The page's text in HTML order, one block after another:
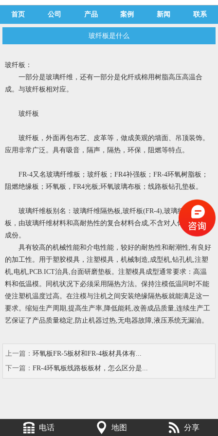
首页 公司 产品 案例 新闻 联系
玻纤板是什么
玻纤板：
一部分是玻璃纤维，还有一部分是化纤或棉用树脂高压高温合
成。与玻纤板相对应。
玻纤板
玻纤板，外面再包布艺、皮革等，做成美观的墙面、吊顶装饰。
应用非常广泛。具有吸音，隔声，隔热，环保，阻燃等特点。
FR-4又名玻璃纤维板；玻纤板；FR4补强板；FR-4环氧树脂板；
阻燃绝缘板；环氧板，FR4光板;环氧玻璃布板；线路板钻孔垫板。
玻璃纤维板别名：玻璃纤维隔热板,玻纤板(FR-4),玻璃纤维合成
板，由玻璃纤维材料和高耐热性的复合材料合成,不含对人体有害石棉
成份。
具有较高的机械性能和介电性能，较好的耐热性和耐潮性,有良好
的加工性。用于塑胶模具，注塑模具，机械制造,成型机,钻孔机,注塑
机,电机,PCB.ICT治具,台面研磨垫板。注塑模具成型通常要求：高温
料和低温模。同机状况下必须采用隔热方法。保持注模低温同时不能
使注塑机温度过高。在注模与注机之间安装绝缘隔热板就能满足这一
要求。缩短生产周期,提高生产率,降低能耗,改善成品质量,连续生产工
艺保证了产品质量稳定,防止机器过热,无电器故障,液压系统无漏油。
上一篇： 环氧板FR-5板材和FR-4板材具体有...
下一篇： FR-4环氧板线路板板材，怎么区分是...
电话 地图 分享